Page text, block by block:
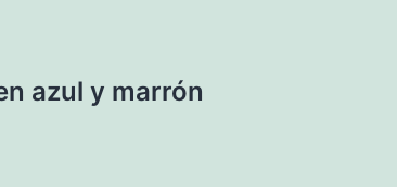
azul y marrón